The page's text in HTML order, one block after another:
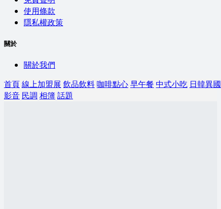
使用條款
隱私權政策
關於
關於我們
首頁線上加盟展 飲品飲料咖啡點心早午餐 中式小吃 日韓異國
影音 民調 相簿話題